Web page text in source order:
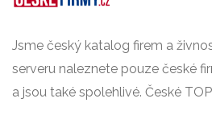
Jsme český katalog firem a
serveru naleznete pouze české
a jsou také spolehlivé. České